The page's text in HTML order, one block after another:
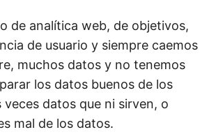
de analítica web, de objetivos,
de usuario y siempre caemos
muchos datos y no tenemos
los datos buenos de los
veces datos que ni sirven, o
mal de los datos.